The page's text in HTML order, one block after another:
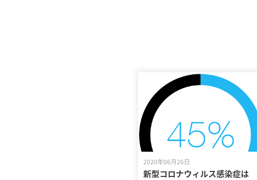
2020年06月26日
新型コロナウィルス感染症は